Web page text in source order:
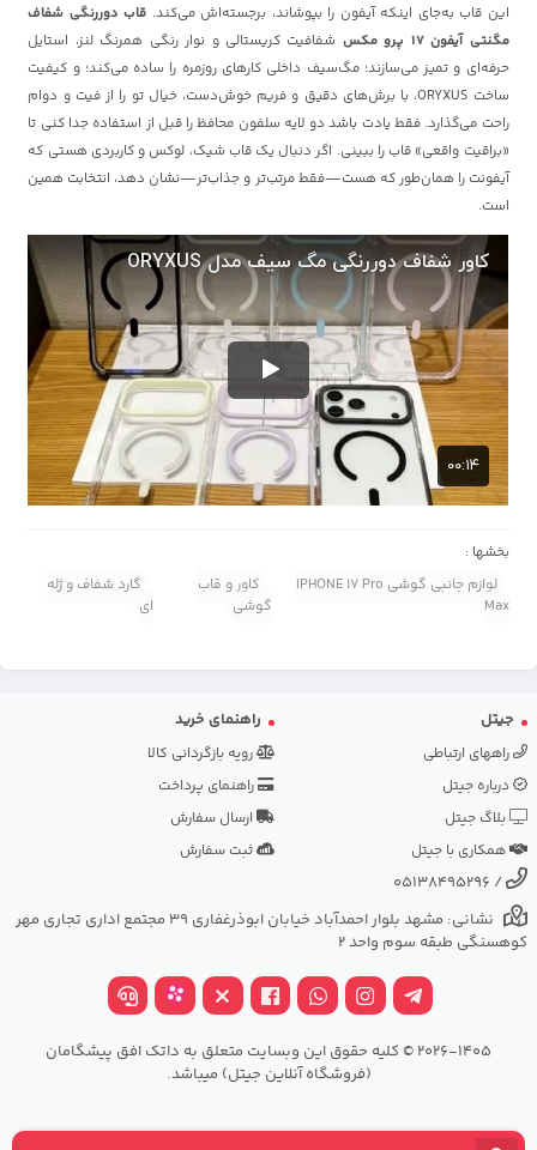
این قاب به‌جای اینکه آیفون را بپوشاند، برجسته‌اش می‌کند. قاب دوررنگی شفاف
مگنتی آیفون 17 پرو مکس
شفافیت کریستالی و نوار رنگی همرنگ لنز، استایل
حرفه‌ای و تمیز می‌سازند؛ مگ‌سیف داخلی کارهای روزمره را ساده می‌کند؛ و کیفیت
ساخت ORYXUS، با برش‌های دقیق و فریم خوش‌دست، خیال تو را از فیت و دوام
راحت می‌گذارد. فقط یادت باشد دو لایه سلفون محافظ را قبل از استفاده جدا کنی تا
«براقیت واقعی» قاب را ببینی. اگر دنبال یک قاب شیک، لوکس و کاربردی هستی که
آیفونت را همان‌طور که هست—فقط مرتب‌تر و جذاب‌تر—نشان دهد، انتخابت همین
است.
بخشها :
لوازم جانبی گوشی IPHONE 17 Pro
Max
کاور و قاب
گوشی
گارد شفاف و ژله
ای
جیتل
راههای ارتباطی
درباره جیتل
بلاگ جیتل
همکاری با جیتل
راهنمای خرید
رویه بازگردانی کالا
راهنمای پرداخت
ارسال سفارش
ثبت سفارش
/
05138495296
نشانی: مشهد بلوار احمدآباد خیابان ابوذرغفاری 39 مجتمع اداری تجاری مهر
کوهسنگی طبقه سوم واحد 2
2026-1405 © کلیه حقوق این وبسایت متعلق به داتک افق پیشگامان
(فروشگاه آنلاین جیتل) میباشد.